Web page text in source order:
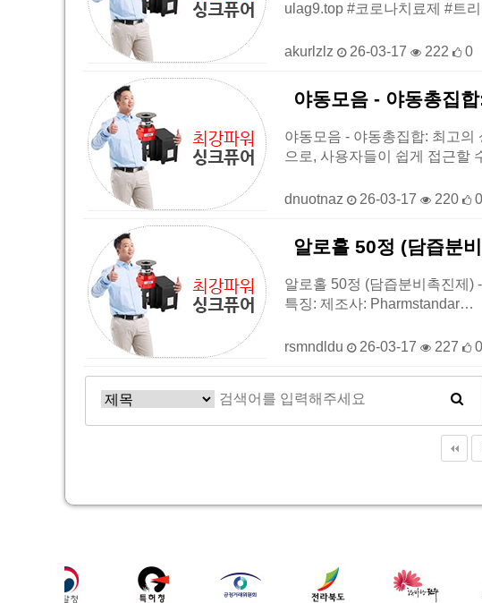
ulag9.top #코로나치료제 #트
akurlzlz 26-03-17 222 0
야동모음 - 야동총집
야동모음 - 야동총집합: 최고의
으로, 사용자들이 쉽게 접근할
dnuotnaz 26-03-17 220 0
알로홀 50정 (담즙분
알로홀 50정 (담즙분비촉진제)
특징: 제조사: Pharmstandar…
rsmndldu 26-03-17 227 0